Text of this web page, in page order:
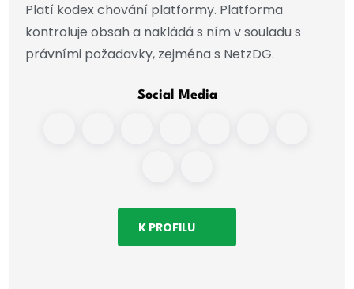
Platí kodex chování platformy. Platforma
kontroluje obsah a nakládá s ním v souladu s
právními požadavky, zejména s NetzDG.
Social Media
K PROFILU